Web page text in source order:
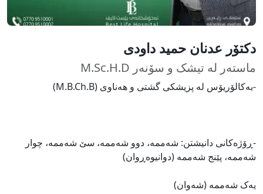
دکتۆر عدنان حمید داودی
ماستەر لە تیشک و سۆنەر M.Sc.H.D
-بەکالۆریۆس لە پزیشکی گشتی و هەناوی (M.B.Ch.B)
-ڕۆژەکانی دانیشتن: شەممە، دوو شەممە، سێ شەممە، چوار
شەممە، پێنج شەممە (دوانیوەڕوان)
یەک شەممە (شەوان)